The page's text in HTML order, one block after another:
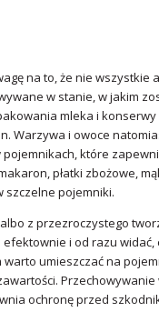
na to, że nie wszystkie
w stanie, w jakim
mleka i konserwy
Warzywa i owoce
które
płatki zbożowe,
szczelne pojemniki.
z przezroczystego
i od razu widać,
umieszczać na
Przechowywanie
ochronę przed